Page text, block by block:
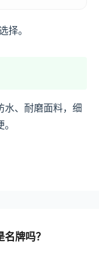
择。
水、耐磨面料，细
牌吗？